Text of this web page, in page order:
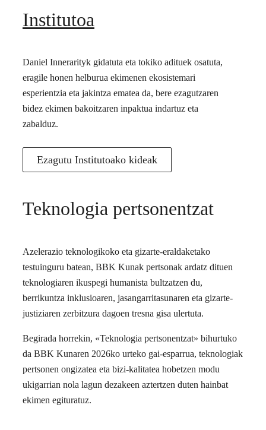
Institutoa
Daniel Innerarityk gidatuta eta tokiko adituek osatuta,
eragile honen helburua ekimenen ekosistemari
esperientzia eta jakintza ematea da, bere ezagutzaren
bidez ekimen bakoitzaren inpaktua indartuz eta
zabalduz.
Ezagutu Institutoako kideak
Teknologia pertsonentzat
Azelerazio teknologikoko eta gizarte-eraldaketako
testuinguru batean, BBK Kunak pertsonak ardatz dituen
teknologiaren ikuspegi humanista bultzatzen du,
berrikuntza inklusioaren, jasangarritasunaren eta gizarte-
justiziaren zerbitzura dagoen tresna gisa ulertuta.
Begirada horrekin, «Teknologia pertsonentzat» bihurtuko
da BBK Kunaren 2026ko urteko gai-esparrua, teknologiak
pertsonen ongizatea eta bizi-kalitatea hobetzen modu
ukigarrian nola lagun dezakeen aztertzen duten hainbat
ekimen egituratuz.